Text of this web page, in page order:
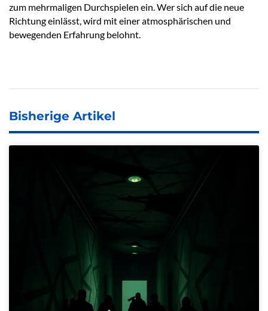
zum mehrmaligen Durchspielen ein. Wer sich auf die neue
Richtung einlässt, wird mit einer atmosphärischen und
bewegenden Erfahrung belohnt.
Bisherige Artikel